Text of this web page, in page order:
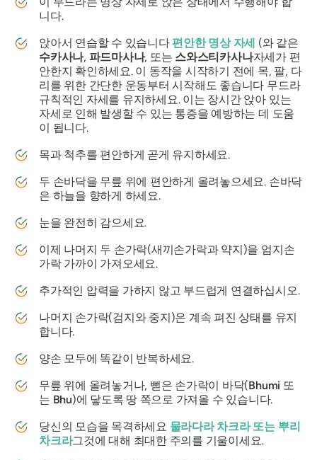
니다.
앉아서 연습할 수 있습니다 편안한 명상 자세 (와 같은
수카사나, 파드마사나, 또는 스와스티카사나자세가 편
안한지 확인하세요. 이 동작을 시작하기 전에 목, 팔, 다
리를 위한 간단한 운동부터 시작해도 좋습니다 무드라
규칙적인 자세를 유지하세요. 이는 장시간 앉아 있는
자세로 인해 발생할 수 있는 통증을 예방하는 데 도움
이 됩니다.
목과 척추를 편안하게 곧게 유지하세요.
두 손바닥을 무릎 위에 편안하게 올려놓으세요. 손바닥
은 하늘을 향하게 하세요.
눈을 완전히 감으세요.
이제 나머지 두 손가락(새끼손가락과 약지)을 엄지손
가락 가까이 가져오세요.
추가적인 압력을 가하지 않고 부드럽게 연결하십시오.
나머지 손가락(검지와 중지)은 계속 펴진 상태를 유지
합니다.
양손 모두에 똑같이 반복하세요.
무릎 위에 올려놓거나, 뻗은 손가락이 바닥(Bhumi 또
는 Bhu)에 닿도록 땅 쪽으로 가져올 수 있습니다.
당신의 모습을 목격하세요 물라다라 차크라또는 뿌리
차크라그것에 대해 최대한 주의를 기울이세요.